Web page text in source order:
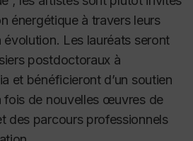
énergétique à travers leurs
Les lauréats seront
postdoctoraux à
et bénéficieront d’un soutien
fois de nouvelles œuvres de
des parcours professionnels